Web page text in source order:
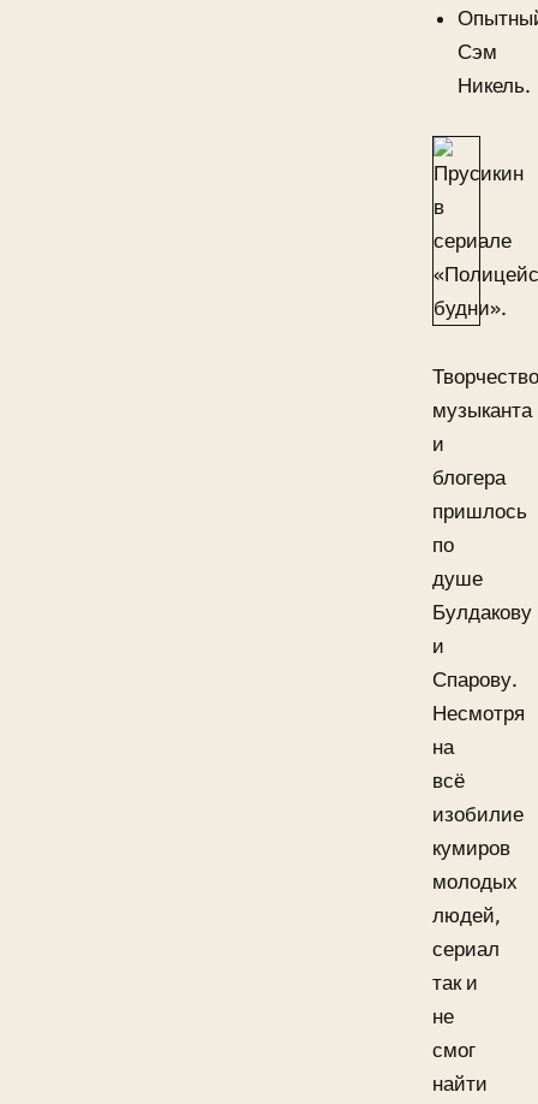
Сэм
Никель.
Творчество
музыканта
и
блогера
пришлось
по
душе
Булдакову
и
Спарову.
Несмотря
на
всё
изобилие
кумиров
молодых
людей,
сериал
так и
не
смог
найти